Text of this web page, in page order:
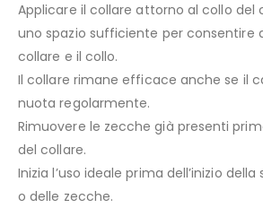
Applicare il collare attorno al collo del
uno spazio sufficiente per consentire
collare e il collo.
Il collare rimane efficace anche se il
nuota regolarmente.
Rimuovere le zecche già presenti
del collare.
Inizia l’uso ideale prima dell’inizio
o delle zecche.